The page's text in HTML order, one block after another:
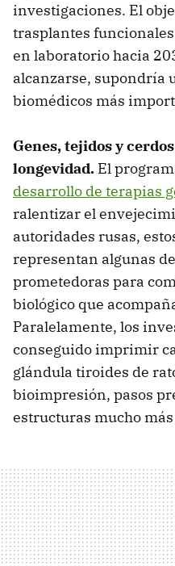
investigaciones. El
trasplantes
en laboratorio hacia
alcanzarse, supondría
biomédicos más
Genes, tejidos y
longevidad. El
desarrollo de terapias
ralentizar el
autoridades rusas,
representan algunas
prometedoras para
biológico que
Paralelamente, los
conseguido imprimir
glándula tiroides de
bioimpresión, pasos
estructuras mucho